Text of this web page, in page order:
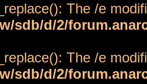
The /e
sdb/d/2/
The /e
sdb/d/2/